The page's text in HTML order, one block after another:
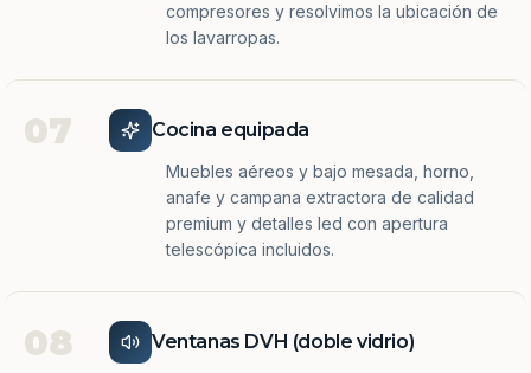
compresores y resolvimos la ubicación de
los lavarropas.
07 Cocina equipada
Muebles aéreos y bajo mesada, horno,
anafe y campana extractora de calidad
premium y detalles led con apertura
telescópica incluidos.
08 Ventanas DVH (doble vidrio)